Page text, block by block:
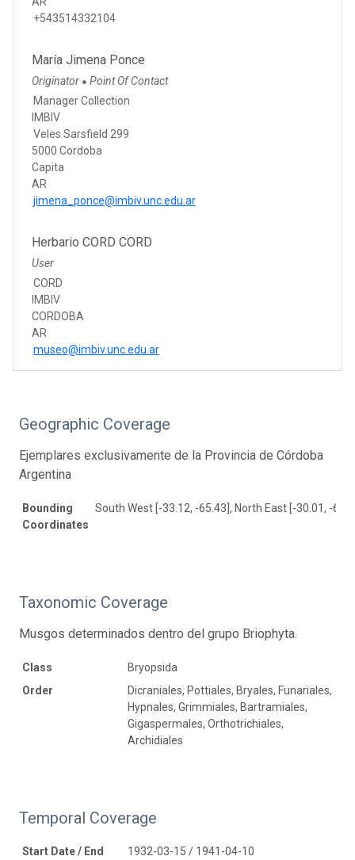
+543514332104
María Jimena Ponce
Originator ● Point Of Contact
Manager Collection
IMBIV
Veles Sarsfield 299
5000 Cordoba
Capita
AR
jimena_ponce@imbiv.unc.edu.ar
Herbario CORD CORD
User
CORD
IMBIV
CORDOBA
AR
museo@imbiv.unc.edu.ar
Geographic Coverage
Ejemplares exclusivamente de la Provincia de Córdoba
Argentina
Bounding
Coordinates
South West [-33.12, -65.43], North East [-30.01, -
Taxonomic Coverage
Musgos determinados dentro del grupo Briophyta.
Class
Bryopsida
Order
Dicraniales, Pottiales, Bryales, Funariales,
Hypnales, Grimmiales, Bartramiales,
Gigaspermales, Orthotrichiales,
Archidiales
Temporal Coverage
Start Date / End
1932-03-15 / 1941-04-10